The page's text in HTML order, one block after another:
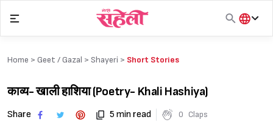
content
हिंदी
Home > Geet / Gazal > Shayeri > Short Stories
काव्य- खाली हाशिया (Poetry- Khali Hashiya)
Share 5 min read 0 Claps